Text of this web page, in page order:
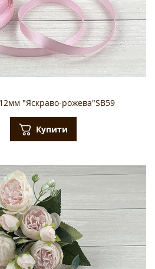
"Яскраво-рожева"SB59
Купити